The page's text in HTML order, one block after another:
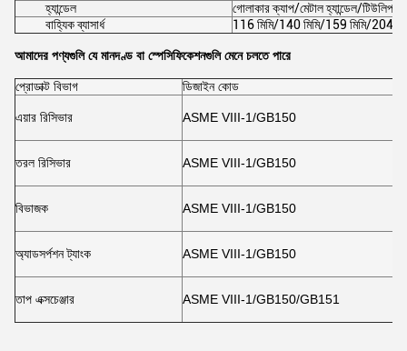
হ্যান্ডেল
গোলাকার ক্যাপ/মেটাল হ্যান্ডেল/টিউলিপ
বাহ্যিক ব্যাসার্ধ
116 মিমি/140 মিমি/159 মিমি/204
আমাদের পণ্যগুলি যে মানদণ্ড বা স্পেসিফিকেশনগুলি মেনে চলতে পারে
প্রোডাক্ট বিভাগ ডিজাইন কোড
এয়ার রিসিভার ASME VIII-1/GB150
তরল রিসিভার ASME VIII-1/GB150
বিভাজক ASME VIII-1/GB150
অ্যাডসর্পশন ট্যাংক ASME VIII-1/GB150
তাপ এক্সচেঞ্জার ASME VIII-1/GB150/GB151